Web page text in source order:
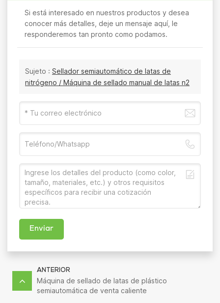
Si está interesado en nuestros productos y desea
conocer más detalles, deje un mensaje aquí, le
responderemos tan pronto como podamos.
Sujeto : Sellador semiautomático de latas de
nitrógeno / Máquina de sellado manual de latas n2
Enviar
ANTERIOR
Máquina de sellado de latas de plástico
semiautomática de venta caliente